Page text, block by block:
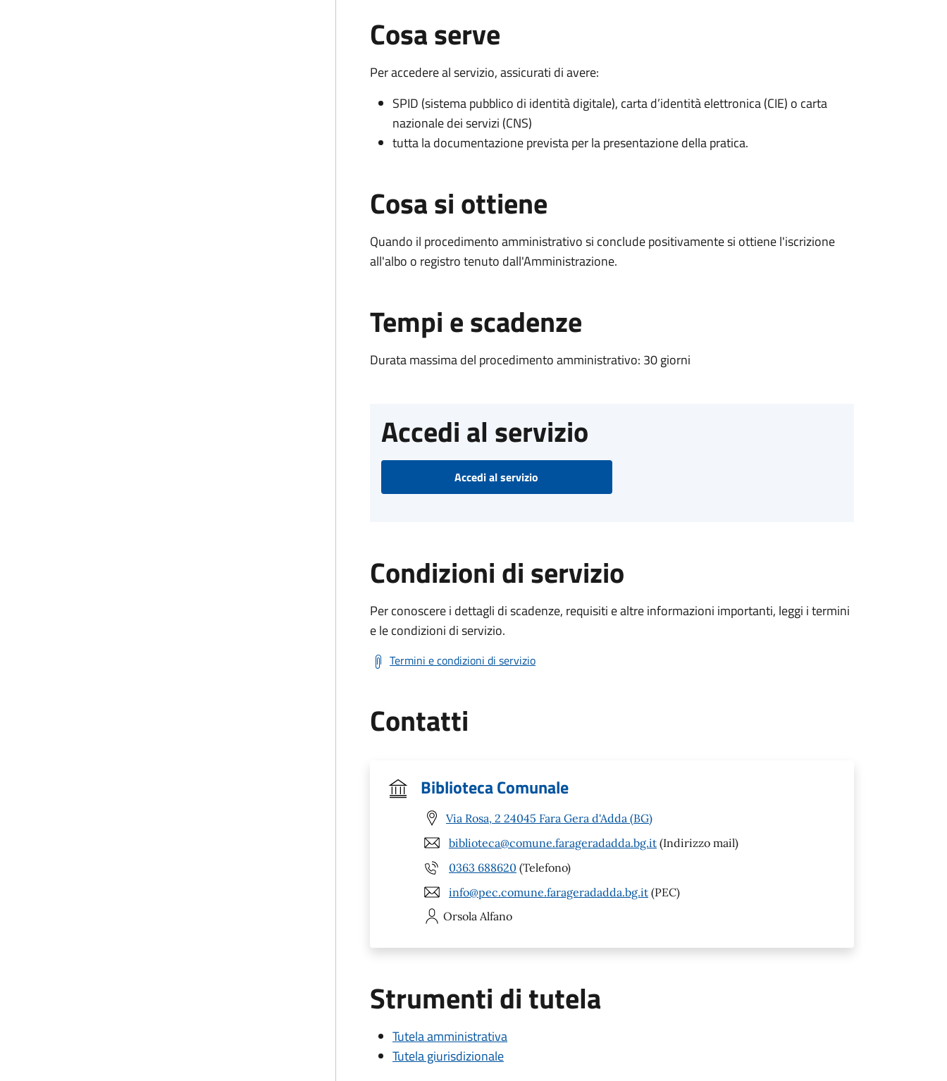
Cosa serve
Per accedere al servizio, assicurati di avere:
SPID (sistema pubblico di identità digitale), carta d’identità elettronica (CIE) o carta
nazionale dei servizi (CNS)
tutta la documentazione prevista per la presentazione della pratica.
Cosa si ottiene
Quando il procedimento amministrativo si conclude positivamente si ottiene l'iscrizione
all'albo o registro tenuto dall'Amministrazione.
Tempi e scadenze
Durata massima del procedimento amministrativo: 30 giorni
Accedi al servizio
Accedi al servizio
Condizioni di servizio
Per conoscere i dettagli di scadenze, requisiti e altre informazioni importanti, leggi i termini
e le condizioni di servizio.
Termini e condizioni di servizio
Contatti
Biblioteca Comunale
Via Rosa, 2 24045 Fara Gera d'Adda (BG)
biblioteca@comune.farageradadda.bg.it (Indirizzo mail)
0363 688620 (Telefono)
info@pec.comune.farageradadda.bg.it (PEC)
Orsola Alfano
Strumenti di tutela
Tutela amministrativa
Tutela giurisdizionale